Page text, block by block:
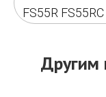
FS55R FS55RC
Другим